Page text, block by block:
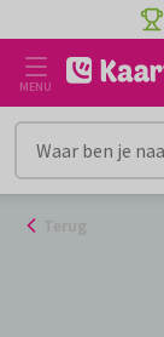
naar
inhoud
MENU